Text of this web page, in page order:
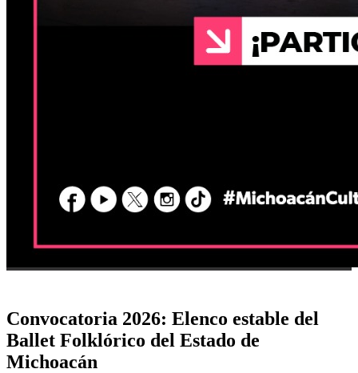
Convocatoria 2026: Elenco estable del
Ballet Folklórico del Estado de
Michoacán